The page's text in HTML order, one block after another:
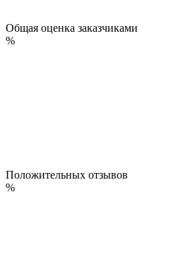
Общая оценка заказчиками
%
Положительных отзывов
%